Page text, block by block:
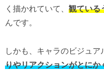
く描かれていて、 観ている
んです。
しかも、キャラのビジュア
りやリアクションがとにか